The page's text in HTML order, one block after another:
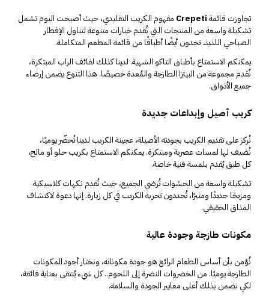
تجاوزت قائمةCrepeti مفهوم الكريب التقليدي، حيث أصبحت اليوم تشمل
تشكيلة واسعة من المنتجات التي نُقدم خيارات متنوعة لتناول الإفطار
الصباحي اللذيذ. تجدون أيضًا أطباقًا من قائمة المطعم المتكاملة.
يمكنكم الاستمتاع بأطباق التاكو الشهية. لدينا كذلك لفائف الراب المبتكرة،
نُقدم مجموعة من البيتزا الطازجة والمُعدة خصيصًا. هذا التنوع يضمن إرضاء
جميع الأذواق.
كريب أصيل وإبداعات جديدة
نُركز على تقديم الكريب بجودته الأصيلة، عجينة الكريب لدينا تُحضّر يوميًا،
نُضيف لها لمسات عصرية ومبتكرة. يمكنكم الاستمتاع بكريب حلو أو مالح،
كل طبق يُقدم بلمسة فنية خاصة.
تشكيلة واسعة من الحشوات تُرضي الجميع، حيث نُقدم نكهات كلاسيكية
ومزيجًا جديدًا ومثيرًا، تُجددون تجربة الكريب في كل زيارة. إنها دعوة لاكتشاف
المذاق الحقيقي.
مكونات طازجة وجودة عالية
نُؤمن بأن أساس الطعام الرائع هو جودة مكوناته، ونختار أجود المكونات
الطازجة يوميًا. من الخضروات النضرة إلى اللحوم.. كل شيء يُنتقى بعناية فائقة،
لكي نضمن بذلك أعلى معايير الجودة والسلامة.